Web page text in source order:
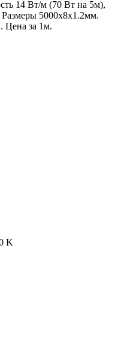
14 Вт/м (70 Вт на 5м),
Размеры 5000х8х1.2мм.
Цена за 1м.
K